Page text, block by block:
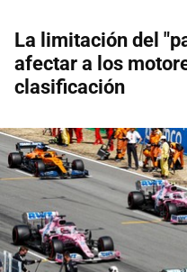
La limitación del
afectar a los
clasificación